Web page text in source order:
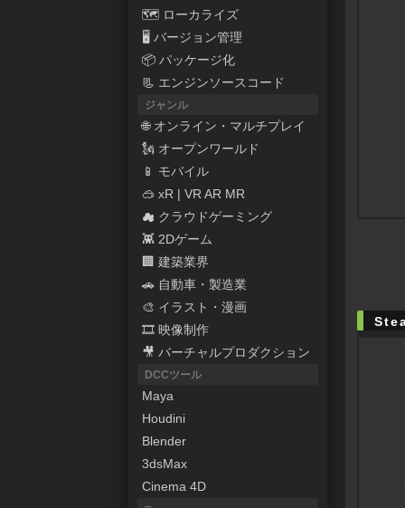
🗺 ローカライズ
🖥 バージョン管理
📦 パッケージ化
📃 エンジンソースコード
ジャンル
🌐 オンライン・マルチプレイ
🗽 オープンワールド
📱 モバイル
🥽 xR | VR AR MR
☁ クラウドゲーミング
👾 2Dゲーム
🏢 建築業界
🚗 自動車・製造業
🎨 イラスト・漫画
🎞 映像制作
🎥 バーチャルプロダクション
DCCツール
Maya
Houdini
Blender
3dsMax
Cinema 4D